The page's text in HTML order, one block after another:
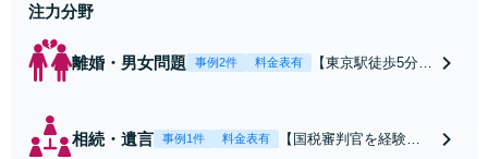
注力分野
離婚・男女問題 事例2件 料金表有
【東京駅徒歩5分】
を描けるアドバイ
相続・遺言 事例1件 料金表有
【国税審判官を経験】